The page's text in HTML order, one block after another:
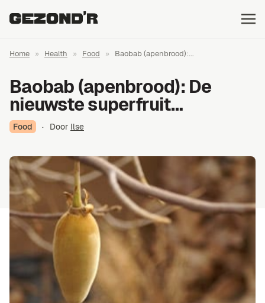
Home » Health » Food » Baobab (apenbrood):...
Baobab (apenbrood): De
nieuwste superfruit…
Food · Door Ilse